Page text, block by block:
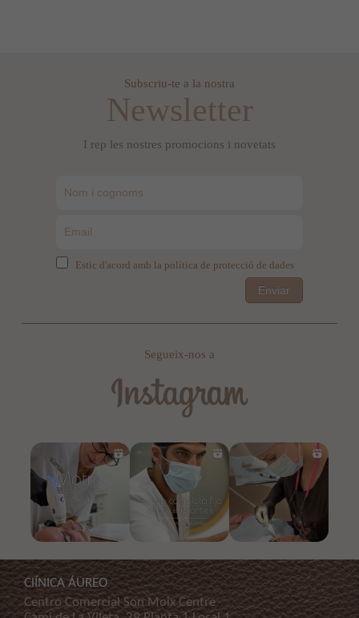
Subscriu-te a la nostra
Newsletter
I rep les nostres promocions i novetats
Estic d'acord amb la política de protecció de dades
Enviar
Segueix-nos a
ClÍNICA ÁUREO
Centro Comercial Son Moix Centre